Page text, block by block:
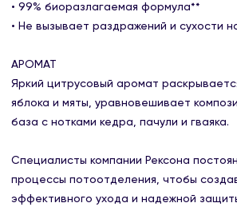
• 99% биоразлагаемая формула**
• Не вызывает раздражений и сухости
АРОМАТ
Яркий цитрусовый аромат
яблока и мяты, уравновешивает
база с нотками кедра, пачули и гваяка.
Специалисты компании Рексона
процессы потоотделения, чтобы
эффективного ухода и надежной